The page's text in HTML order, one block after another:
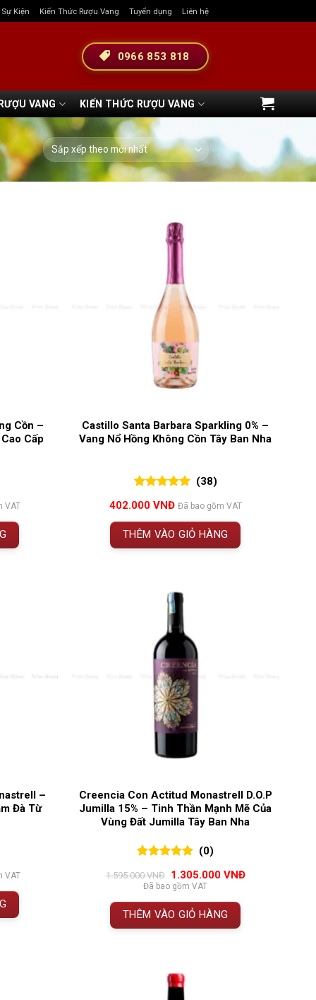
Kiện Kiến Thức Rượu Vang Tuyển dụng Liên hệ
0966 853 818
VANG KIẾN THỨC RƯỢU VANG
Cồn –
Cấp
VAT
Castillo Santa Barbara Sparkling 0% –
Vang Nổ Hồng Không Cồn Tây Ban Nha
đánh giá
(38)
402.000 VNĐ Đã bao gồm VAT
THÊM VÀO GIỎ HÀNG
–
Đà Từ
VAT
Creencia Con Actitud Monastrell D.O.P
Jumilla 15% – Tinh Thần Mạnh Mẽ Của
Vùng Đất Jumilla Tây Ban Nha
đánh giá
(0)
1.595.000VNĐ
Giá
gốc
là:
1.595.000 VNĐ.
1.305.000 VNĐGiá
Đã bao gồm VAT
THÊM VÀO GIỎ HÀNG